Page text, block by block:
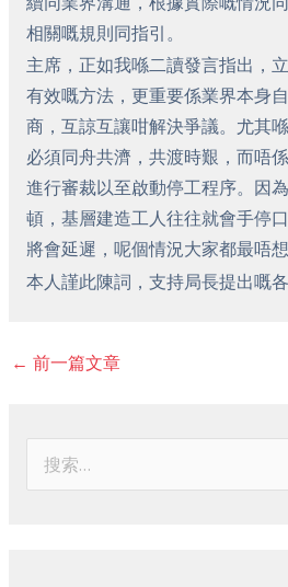
相關嘅規則同指引。
主席，正如我喺二讀發言指出，
有效嘅方法，更重要係業界本身
商，互諒互讓咁解決爭議。尤其
必須同舟共濟，共渡時艱，而唔
進行審裁以至啟動停工程序。因
頓，基層建造工人往往就會手停
將會延遲，呢個情況大家都最唔想
本人謹此陳詞，支持局長提出嘅各
← 前一篇文章